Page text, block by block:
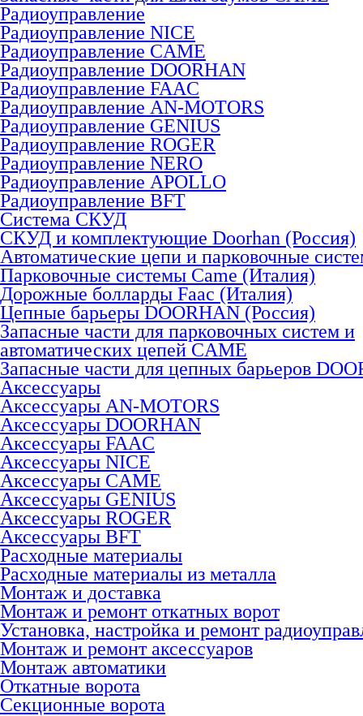
Радиоуправление
Радиоуправление NICE
Радиоуправление CAME
Радиоуправление DOORHAN
Радиоуправление FAAC
Радиоуправление AN-MOTORS
Радиоуправление GENIUS
Радиоуправление ROGER
Радиоуправление NERO
Радиоуправление APOLLO
Радиоуправление BFT
Система СКУД
СКУД и комплектующие Doorhan (Россия)
Автоматические цепи и парковочные
Парковочные системы Came (Италия)
Дорожные болларды Faac (Италия)
Цепные барьеры DOORHAN (Россия)
Запасные части для парковочных систем и
автоматических цепей CAME
Запасные части для цепных барьеров
Аксессуары
Аксессуары AN-MOTORS
Аксесcуары DOORHAN
Аксесcуары FAAC
Аксесcуары NICE
Аксессуары CAME
Аксессуары GENIUS
Аксессуары ROGER
Аксесcуары BFT
Расходные материалы
Расходные материалы из металла
Монтаж и доставка
Монтаж и ремонт откатных ворот
Установка, настройка и ремонт
Монтаж и ремонт аксессуаров
Монтаж автоматики
Откатные ворота
Секционные ворота